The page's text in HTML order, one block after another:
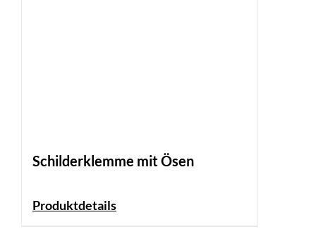
Schilderklemme mit Ösen
Produktdetails